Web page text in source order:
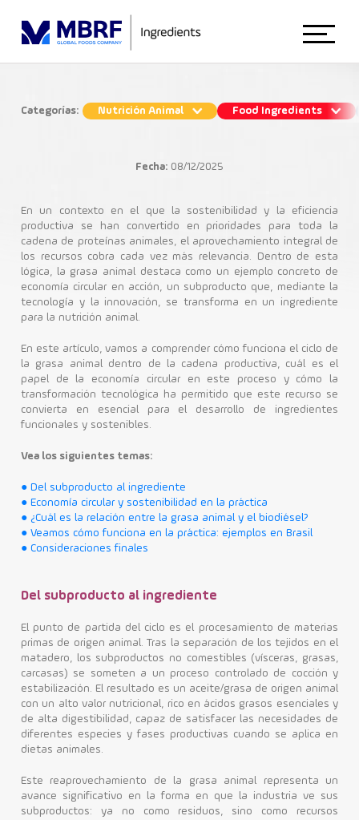
Animal Nutrition
Food Ingredients
Contacto
pueden reutilizar los subproductos
Nutrición Animal
Ingredientes Nutricionales
Categorías: Nutrición Animal Food Ingredients
Fecha: 08/12/2025
En un contexto en el que la sostenibilidad y la eficiencia
productiva se han convertido en prioridades para toda la
cadena de proteínas animales, el aprovechamiento integral de
los recursos cobra cada vez más relevancia. Dentro de esta
lógica, la grasa animal destaca como un ejemplo concreto de
economía circular en acción, un subproducto que, mediante la
tecnología y la innovación, se transforma en un ingrediente
para la nutrición animal.
En este artículo, vamos a comprender cómo funciona el ciclo de
la grasa animal dentro de la cadena productiva, cuál es el
papel de la economía circular en este proceso y cómo la
transformación tecnológica ha permitido que este recurso se
convierta en esencial para el desarrollo de ingredientes
funcionales y sostenibles.
Vea los siguientes temas:
● Del subproducto al ingrediente
● Economía circular y sostenibilidad en la práctica
● ¿Cuál es la relación entre la grasa animal y el biodiésel?
● Veamos cómo funciona en la práctica: ejemplos en Brasil
● Consideraciones finales
Del subproducto al ingrediente
El punto de partida del ciclo es el procesamiento de materias
primas de origen animal. Tras la separación de los tejidos en el
matadero, los subproductos no comestibles (vísceras, grasas,
carcasas) se someten a un proceso controlado de cocción y
estabilización. El resultado es un aceite/grasa de origen animal
con un alto valor nutricional, rico en ácidos grasos esenciales y
de alta digestibilidad, capaz de satisfacer las necesidades de
diferentes especies y fases productivas cuando se aplica en
dietas animales.
Este reaprovechamiento de la grasa animal representa un
avance significativo en la forma en que la industria ve sus
subproductos: ya no como residuos, sino como recursos